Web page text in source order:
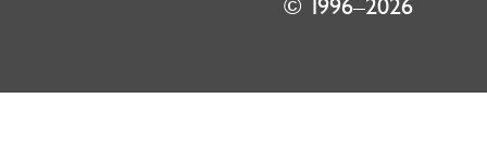
© 1996–2026